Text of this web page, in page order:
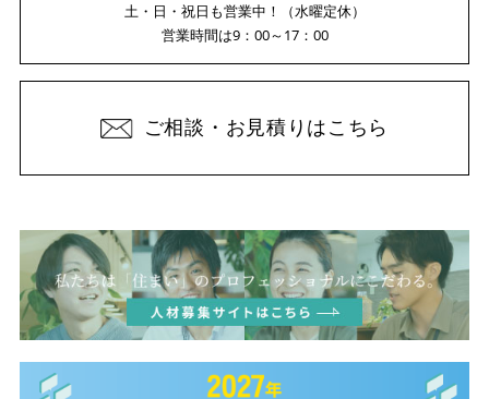
土・日・祝日も営業中！（水曜定休）
営業時間は9：00～17：00
ご相談・お見積りはこちら